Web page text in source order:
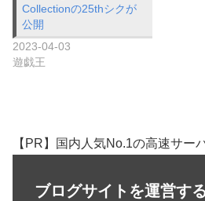
Collectionの25thシクが
公開
2023-04-03
遊戯王
【PR】国内人気No.1の高速サー
ブログサイトを運営す